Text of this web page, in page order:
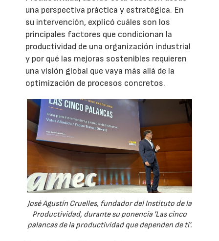
una perspectiva práctica y estratégica. En
su intervención, explicó cuáles son los
principales factores que condicionan la
productividad de una organización industrial
y por qué las mejoras sostenibles requieren
una visión global que vaya más allá de la
optimización de procesos concretos.
José Agustín Cruelles, fundador del Instituto de la
Productividad, durante su ponencia 'Las cinco
palancas de la productividad que dependen de ti'.